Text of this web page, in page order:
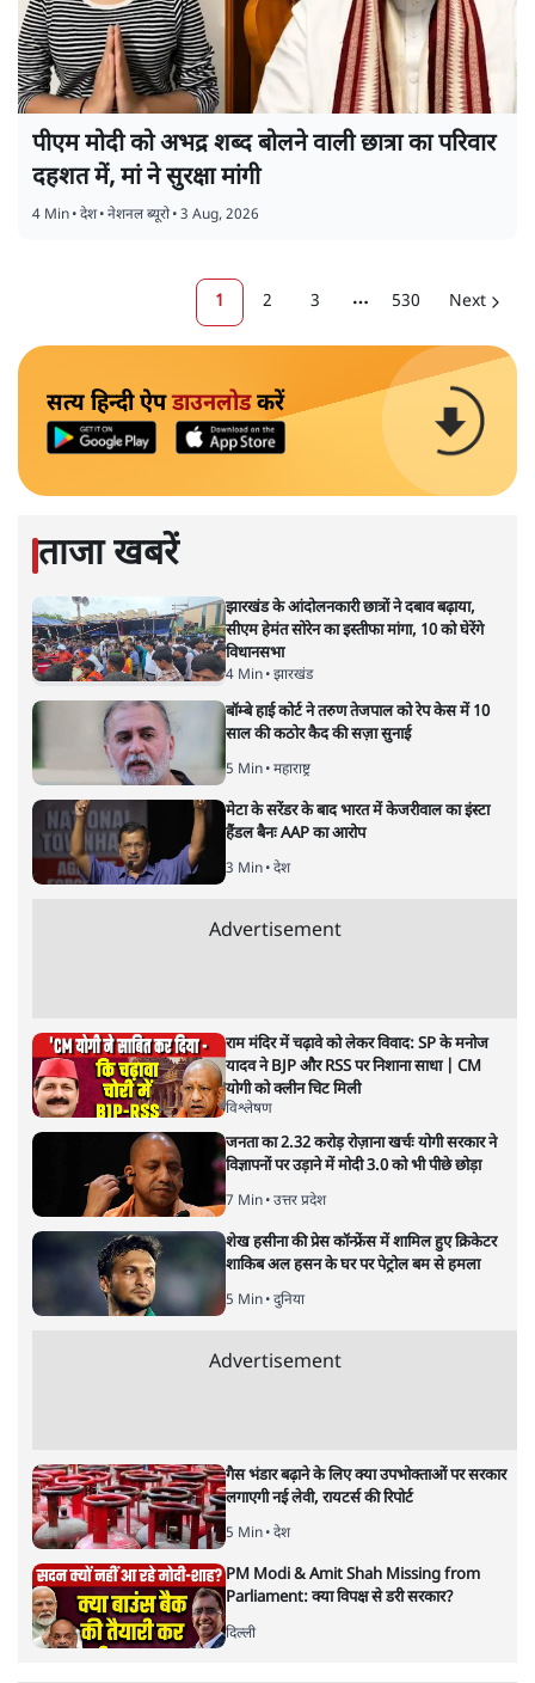
पीएम मोदी को अभद्र शब्द बोलने वाली छात्रा का परिवार
दहशत में, मां ने सुरक्षा मांगी
4 Min•देश•नेशनल ब्यूरो•3 Aug, 2026
1 2 3 More pages
530 Next
सत्य हिन्दी ऐपडाउनलोडकरें
ताजा खबरें
झारखंड के आंदोलनकारी छात्रों ने दबाव बढ़ाया,
सीएम हेमंत सोरेन का इस्तीफा मांगा, 10 को घेरेंगे
विधानसभा
4 Min• झारखंड
बॉम्बे हाई कोर्ट ने तरुण तेजपाल को रेप केस में 10
साल की कठोर कैद की सज़ा सुनाई
5 Min• महाराष्ट्र
मेटा के सरेंडर के बाद भारत में केजरीवाल का इंस्टा
हैंडल बैनः AAP का आरोप
3 Min• देश
Advertisement
राम मंदिर में चढ़ावे को लेकर विवाद: SP के मनोज
यादव ने BJP और RSS पर निशाना साधा | CM
योगी को क्लीन चिट मिली
विश्लेषण
जनता का 2.32 करोड़ रोज़ाना खर्चः योगी सरकार ने
विज्ञापनों पर उड़ाने में मोदी 3.0 को भी पीछे छोड़ा
7 Min• उत्तर प्रदेश
शेख हसीना की प्रेस कॉन्फ्रेंस में शामिल हुए क्रिकेटर
शाकिब अल हसन के घर पर पेट्रोल बम से हमला
5 Min• दुनिया
Advertisement
गैस भंडार बढ़ाने के लिए क्या उपभोक्ताओं पर सरकार
लगाएगी नई लेवी, रायटर्स की रिपोर्ट
5 Min• देश
PM Modi & Amit Shah Missing from
Parliament: क्या विपक्ष से डरी सरकार?
दिल्ली